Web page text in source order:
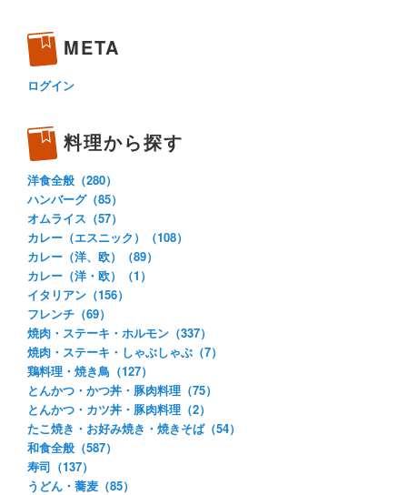
META
ログイン
料理から探す
洋食全般（280）
ハンバーグ（85）
オムライス（57）
カレー（エスニック）（108）
カレー（洋、欧）（89）
カレー（洋・欧）（1）
イタリアン（156）
フレンチ（69）
焼肉・ステーキ・ホルモン（337）
焼肉・ステーキ・しゃぶしゃぶ（7）
鶏料理・焼き鳥（127）
とんかつ・かつ丼・豚肉料理（75）
とんかつ・カツ丼・豚肉料理（2）
たこ焼き・お好み焼き・焼きそば（54）
和食全般（587）
寿司（137）
うどん・蕎麦（85）